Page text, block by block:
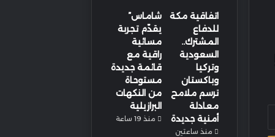
اتفاقية مكة
للدفاع
المشترك..
السعودية
وتركيا
وباكستان
ترسم ملامح
معادلة
أمنية جديدة
منذ ساعتين
شاماس”
يقدّم تجربة
مسائية
راقية مع
قائمة جديدة
مستوحاة
من النكهات
البرازيلية
منذ 19 ساعة